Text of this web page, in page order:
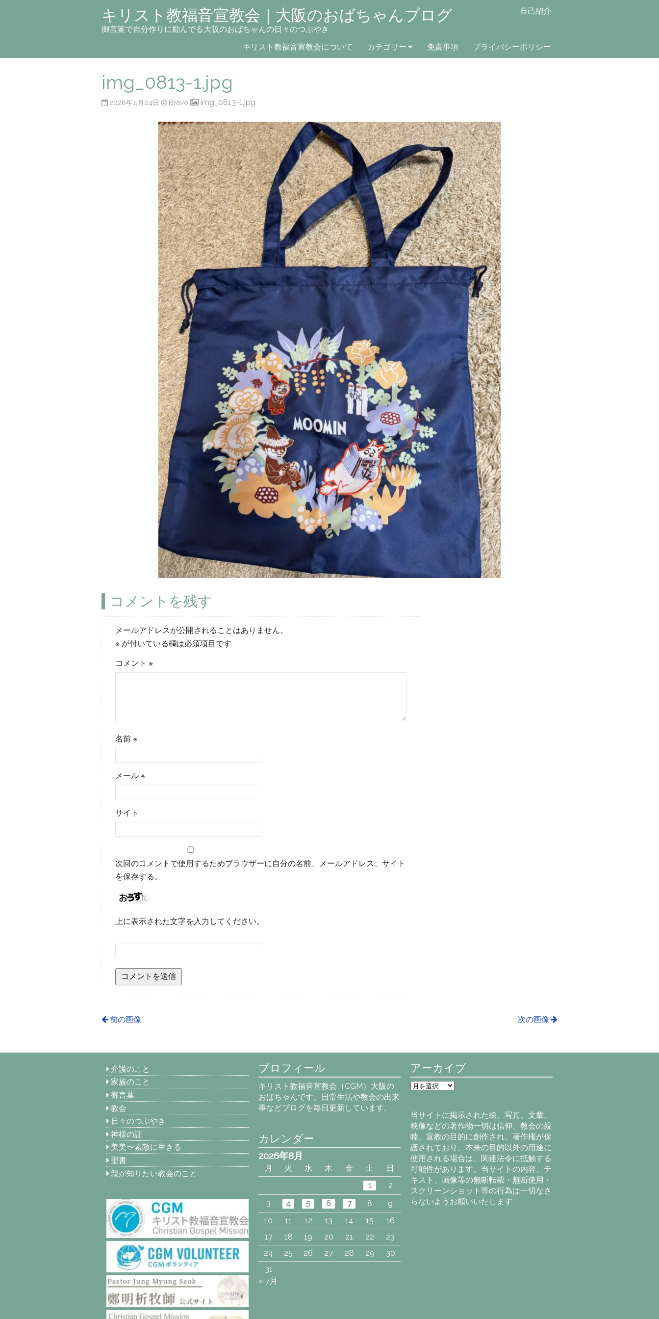
キリスト教福音宣教会｜大阪のおばちゃんブログ
御言葉で自分作りに励んでる大阪のおばちゃんの日々のつぶやき
自己紹介
キリスト教福音宣教会について カテゴリー 免責事項 プライバシーポリシー
img_0813-1.jpg
2026年4月24日 Bravo img_0813-1.jpg
コメントを残す
メールアドレスが公開されることはありません。
※ が付いている欄は必須項目です
コメント※
名前※
メール※
サイト
次回のコメントで使用するためブラウザーに自分の名前、メールアドレス、サイト
を保存する。
上に表示された文字を入力してください。
次の画像
前の画像
介護のこと
家族のこと
御言葉
教会
日々のつぶやき
神様の証
美美〜素敵に生きる
聖書
親が知りたい教会のこと
プロフィール
キリスト教福音宣教会（CGM）大阪の
おばちゃんです。日常生活や教会の出来
事などブログを毎日更新しています。
アーカイブ
ア
ー
ブ
当サイトに掲示された絵、写真、文章、
映像などの著作物一切は信仰、教会の親
睦、宣教の目的に創作され、著作権が保
護されており、本来の目的以外の用途に
使用される場合は、関連法令に抵触する
可能性があります。当サイトの内容、テ
キスト、画像等の無断転載・無断使用・
スクリーンショット等の行為は一切なさ
らないようお願いいたします
カレンダー
2026年8月
月 火 水 木 金 土
日
1
2
3
4 5 6 7 8
9
10
11 12 13 14 15
16
17
18 19 20 21 22
23
24
25 26 27 28 29
30
31
« 7月